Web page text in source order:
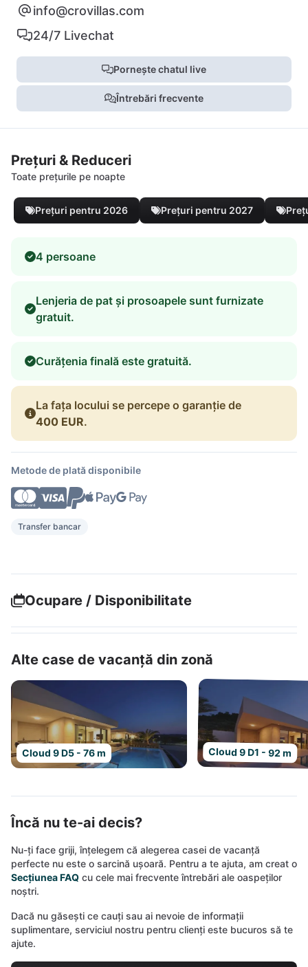
info@crovillas.com
24/7 Livechat
Pornește chatul live
Întrebări frecvente
Prețuri & Reduceri
Toate prețurile pe noapte
Prețuri pentru 2026 Prețuri pentru 2027
4 persoane
Lenjeria de pat și prosoapele sunt furnizate
gratuit.
Curățenia finală este gratuită.
La fața locului se percepe o garanție de
400 EUR.
Metode de plată disponibile
Transfer bancar
Ocupare / Disponibilitate
Alte case de vacanță din zonă
Cloud 9 D5 - 76 m Cloud 9 D1 - 92 m
Încă nu te-ai decis?
Nu-ți face griji, înțelegem că alegerea casei de vacanță
perfecte nu este o sarcină ușoară. Pentru a te ajuta, am creat o
Secțiunea FAQ cu cele mai frecvente întrebări ale oaspeților
noștri.
Dacă nu găsești ce cauți sau ai nevoie de informații
suplimentare, serviciul nostru pentru clienți este bucuros să te
ajute.